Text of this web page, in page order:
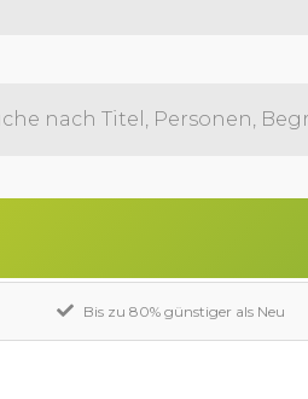
Bis zu 80% günstiger als Neu